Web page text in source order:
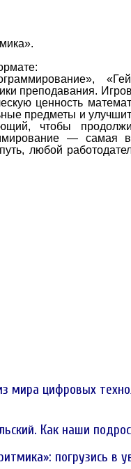
преподавания.
ценность
предметы и
чтобы
— самая
любой
мира цифровых
Как наши
погрузись в